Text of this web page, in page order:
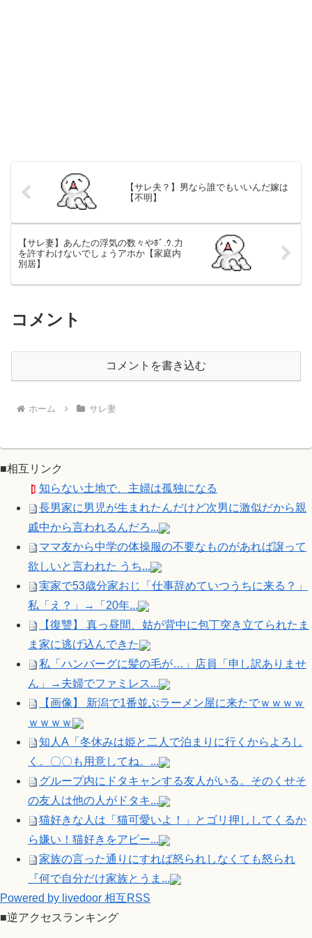
【サレ夫？】男なら誰でもいいんだ嫁は
【不明】
【サレ妻】あんたの浮気の数々やﾎﾞ.ｳ.力
を許すわけないでしょうアホか【家庭内
別居】
コメント
コメントを書き込む
ホーム サレ妻
■相互リンク
知らない土地で、主婦は孤独になる
長男家に男児が生まれたんだけど次男に激似だから親
戚中から言われるんだろ...
ママ友から中学の体操服の不要なものがあれば譲って
欲しいと言われた うち...
実家で53歳分家おじ「仕事辞めていつうちに来る？」
私「え？」→「20年...
【復讐】 真っ昼間、姑が背中に包丁突き立てられたま
ま家に逃げ込んできた
私「ハンバーグに髪の毛が…」店員「申し訳ありませ
ん」→夫婦でファミレス...
【画像】 新潟で1番並ぶラーメン屋に来たでｗｗｗｗ
ｗｗｗｗ
知人A「冬休みは姫と二人で泊まりに行くからよろし
く。〇〇も用意してね。...
グループ内にドタキャンする友人がいる。そのくせそ
の友人は他の人がドタキ...
猫好きな人は「猫可愛いよ！」とゴリ押ししてくるか
ら嫌い！猫好きをアピー...
家族の言った通りにすれば怒られしなくても怒られ
『何で自分だけ家族とうま...
Powered by livedoor 相互RSS
■逆アクセスランキング